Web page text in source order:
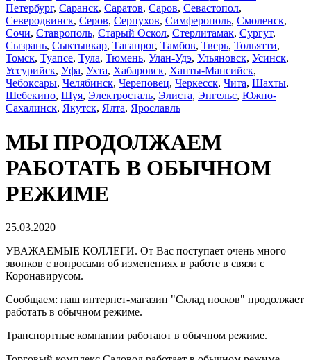
Петербург, Саранск, Саратов, Саров, Севастопол,
Северодвинск, Серов, Серпухов, Симферополь, Смоленск,
Сочи, Ставрополь, Старый Оскол, Стерлитамак, Сургут,
Сызрань, Сыктывкар, Таганрог, Тамбов, Тверь, Тольятти,
Томск, Туапсе, Тула, Тюмень, Улан-Удэ, Ульяновск, Усинск,
Уссурийск, Уфа, Ухта, Хабаровск, Ханты-Мансийск,
Чебоксары, Челябинск, Череповец, Черкесск, Чита, Шахты,
Шебекино, Шуя, Электросталь, Элиста, Энгельс, Южно-
Сахалинск, Якутск, Ялта, Ярославль
МЫ ПРОДОЛЖАЕМ
РАБОТАТЬ В ОБЫЧНОМ
РЕЖИМЕ
25.03.2020
УВАЖАЕМЫЕ КОЛЛЕГИ. От Вас поступает очень много
звонков с вопросами об изменениях в работе в связи с
Коронавирусом.
Сообщаем: наш интернет-магазин "Склад носков" продолжает
работать в обычном режиме.
Транспортные компании работают в обычном режиме.